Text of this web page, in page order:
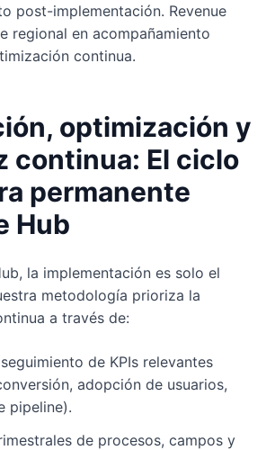
post-implementación. Revenue
regional en acompañamiento
continua.
optimización y
continua: El ciclo
permanente
Hub
la implementación es solo el
metodología prioriza la
a través de:
de KPIs relevantes
adopción de usuarios,
pipeline).
de procesos, campos y